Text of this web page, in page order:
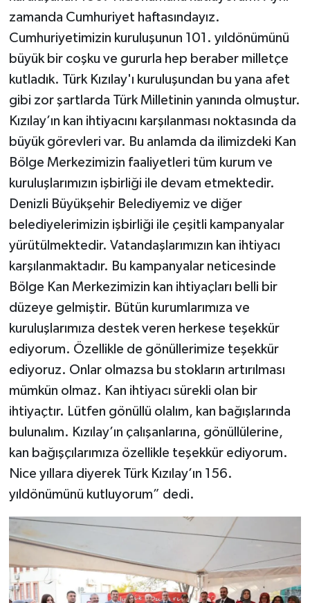
zamanda Cumhuriyet haftasındayız.
Cumhuriyetimizin kuruluşunun 101. yıldönümünü
büyük bir coşku ve gururla hep beraber milletçe
kutladık. Türk Kızılay'ı kuruluşundan bu yana afet
gibi zor şartlarda Türk Milletinin yanında olmuştur.
Kızılay’ın kan ihtiyacını karşılanması noktasında da
büyük görevleri var. Bu anlamda da ilimizdeki Kan
Bölge Merkezimizin faaliyetleri tüm kurum ve
kuruluşlarımızın işbirliği ile devam etmektedir.
Denizli Büyükşehir Belediyemiz ve diğer
belediyelerimizin işbirliği ile çeşitli kampanyalar
yürütülmektedir. Vatandaşlarımızın kan ihtiyacı
karşılanmaktadır. Bu kampanyalar neticesinde
Bölge Kan Merkezimizin kan ihtiyaçları belli bir
düzeye gelmiştir. Bütün kurumlarımıza ve
kuruluşlarımıza destek veren herkese teşekkür
ediyorum. Özellikle de gönüllerimize teşekkür
ediyoruz. Onlar olmazsa bu stokların artırılması
mümkün olmaz. Kan ihtiyacı sürekli olan bir
ihtiyaçtır. Lütfen gönüllü olalım, kan bağışlarında
bulunalım. Kızılay’ın çalışanlarına, gönüllülerine,
kan bağışçılarımıza özellikle teşekkür ediyorum.
Nice yıllara diyerek Türk Kızılay’ın 156.
yıldönümünü kutluyorum” dedi.